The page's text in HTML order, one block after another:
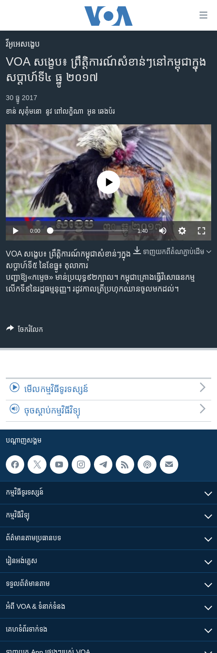
គេហទំព័រ​
រំលង​
និង​
ទៅ​​
ទំព័រ​
ព័ត៌មាន​​
តែ​
ម្តង
រំលង​
និង​
ចូល​
ទៅ​
ទំព័រ​
រចនា
សម្ព័ន្ធ​
រំលង​
និង​
ចូល​
ទៅ​
កាន់​
កម្ពុជា
អន្តរជាតិ
អាមេរិក
ចិន
កម្ពុជាច្នៃប្រតិដ្ឋ
ព្រឹត្តិការណ៍ព័ត៌មាន
ទូរទស្សន៍ / វីដេអូ​
វិទ្យុ / ផតខាសថ៍
កម្មវិធីទាំងអស់
Khmer English
បណ្តាញ​សង្គម
វីអូអេសង្ខេប
VOA សង្ខេប៖ ព្រឹត្តិការណ៍សំខាន់ៗនៅកម្ពុជាក្នុង
សប្តាហ៍ទី៤ ធ្នូ ២០១៧
30 ធ្នូ 2017
ខាន់ សុគុំមនោ
នូវ ពៅលក្ខិណា អូន ឆេងប៉រ
No media source currently available
0:00 1:40
ទាញ​យក​ពី​តំណភ្ជាប់​ដើម
VOA សង្ខេប៖ ព្រឹត្តិការណ៍កម្ពុជាសំខាន់ៗក្នុង
សប្តាហ៍ទី៥ នៃខែធ្នូ៖ តុលាការ
បញ្ជាឱ្យ«កម្ទេច» មាន់ប្រយុទ្ធ៩២ក្បាល។ កម្ពុជាគ្រោងធ្វើវិសោធនកម្ម
លើកទី៩នៃរដ្ឋធម្មនុញ្ញ។ រដូវកាលត្រីប្រហុកឈានចូលមកដល់។
ចែករំលែក
មើល​កម្មវិធី​ទូរទស្សន៍
ចុចស្តាប់កម្មវិធីវិទ្យុ
បណ្តាញ​សង្គម
កម្មវិធី​ទូរទស្សន៍
កម្មវិធី​វិទ្យុ
ព័ត៌មាន​តាមប្រធានបទ​
រៀន​​អង់គ្លេស
ទទួល​ព័ត៌មាន​តាម
អំពី​ VOA & ទំនាក់ទំនង
គេហទំព័រ​​ទាក់ទង